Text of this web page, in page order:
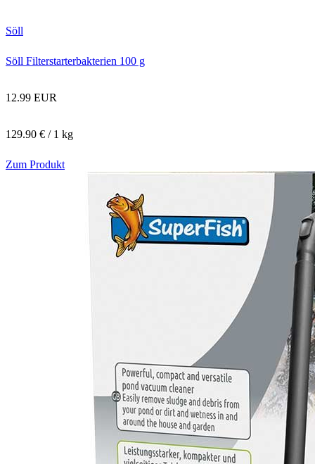
Söll
Söll Filterstarterbakterien 100 g
12.99 EUR
129.90 € / 1 kg
Zum Produkt